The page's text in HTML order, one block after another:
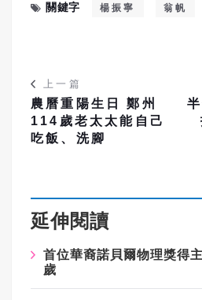
關鍵字
楊振寧 翁帆
上一篇
農曆重陽生日 鄭州
114歲老太太能自己
吃飯、洗腳
延伸閱讀
首位華裔諾貝爾物理獎得
歲